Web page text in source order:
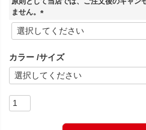
ません。
(
必
)
カラー サイズ